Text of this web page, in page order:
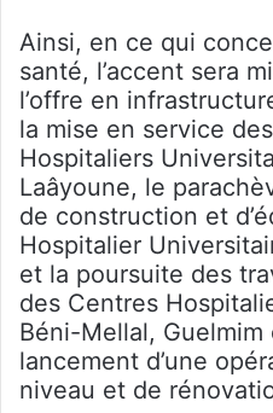
Ainsi, en ce qui
santé, l’accent sera
l’offre en
la mise en service
Hospitaliers
Laâyoune, le
de construction et
Hospitalier
et la poursuite des
des Centres
Béni-Mellal,
lancement d’une
niveau et de